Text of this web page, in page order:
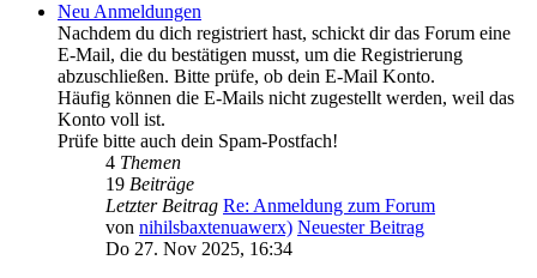
Neu Anmeldungen
Nachdem du dich registriert hast, schickt dir das Forum eine
E-Mail, die du bestätigen musst, um die Registrierung
abzuschließen. Bitte prüfe, ob dein E-Mail Konto.
Häufig können die E-Mails nicht zugestellt werden, weil das
Konto voll ist.
Prüfe bitte auch dein Spam-Postfach!
4 Themen
19 Beiträge
Letzter Beitrag Re: Anmeldung zum Forum
von nihilsbaxtenuawerx) Neuester Beitrag
Do 27. Nov 2025, 16:34